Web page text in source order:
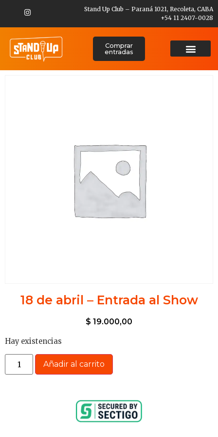
Stand Up Club – Paraná 1021, Recoleta, CABA
+54 11 2407-0028
Comprar
entradas
18 de abril – Entrada al Show
$ 19.000,00
Hay existencias
Añadir al carrito